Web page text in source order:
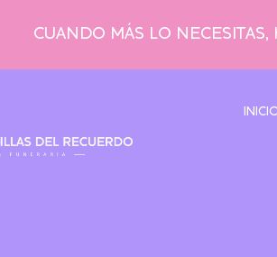
CUANDO MÁS LO